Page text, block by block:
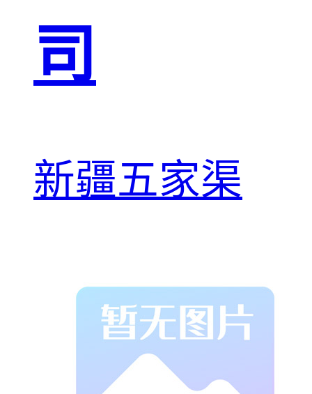
司
新疆五家渠